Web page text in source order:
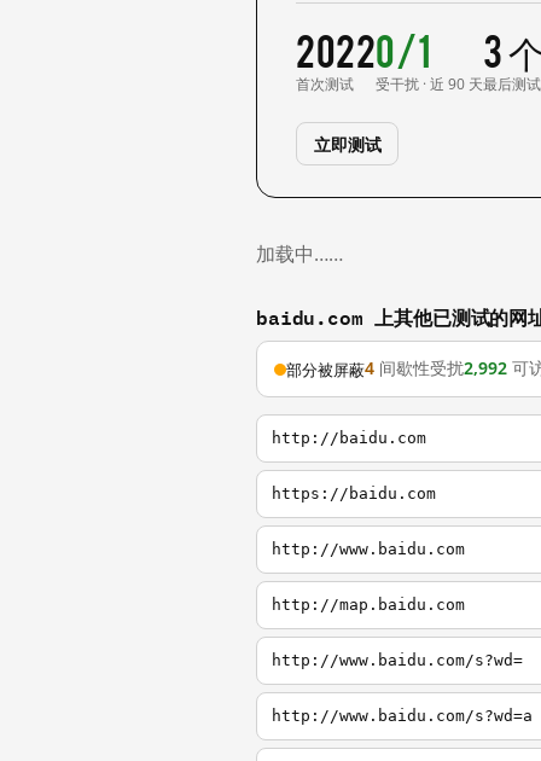
2022
首次测试
0/1
受干扰 · 近 90 天
3
最后测试
立即测试
加载中……
baidu.com 上其他已测试的网
部分被屏蔽4 间歇性受扰2,992 可
http://baidu.com
https://baidu.com
http://www.baidu.com
http://map.baidu.com
http://www.baidu.com/s?wd=
http://www.baidu.com/s?wd=a